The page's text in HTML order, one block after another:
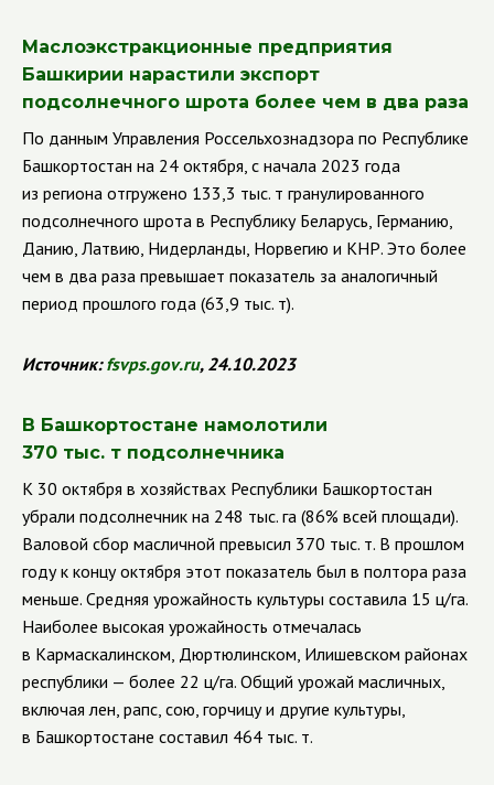
Маслоэкстракционные предприятия
Башкирии нарастили экспорт
подсолнечного шрота более чем в два раза
По данным Управления Россельхознадзора по Республике
Башкортостан на 24 октября, с начала 2023 года
из региона отгружено 133,3 тыс. т гранулированного
подсолнечного шрота в Республику Беларусь, Германию,
Данию, Латвию, Нидерланды, Норвегию и КНР. Это более
чем в два раза превышает показатель за аналогичный
период прошлого года (63,9 тыс. т).
Источник:fsvps.gov.ru, 24.10.2023
В Башкортостане намолотили
370 тыс. т подсолнечника
К 30 октября в хозяйствах Республики Башкортостан
убрали подсолнечник на 248 тыс. га (86% всей площади).
Валовой сбор масличной превысил 370 тыс. т. В прошлом
году к концу октября этот показатель был в полтора раза
меньше. Средняя урожайность культуры составила 15 ц/га.
Наиболее высокая урожайность отмечалась
в Кармаскалинском, Дюртюлинском, Илишевском районах
республики — более 22 ц/га. Общий урожай масличных,
включая лен, рапс, сою, горчицу и другие культуры,
в Башкортостане составил 464 тыс. т.